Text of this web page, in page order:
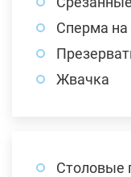
Сперма на
Жвачка
Столовые